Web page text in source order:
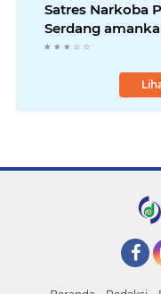
Satres Narkoba
Serdang